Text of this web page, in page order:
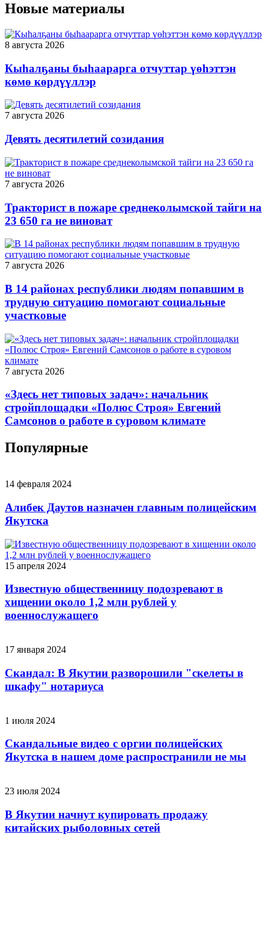
Новые материалы
8 августа 2026
Кыһалҕаны быһаарарга отчуттар үөһэттэн
көмө көрдүүллэр
7 августа 2026
Девять десятилетий созидания
7 августа 2026
Тракторист в пожаре среднеколымской тайги на
23 650 га не виноват
7 августа 2026
В 14 районах республики людям попавшим в
трудную ситуацию помогают социальные
участковые
7 августа 2026
«Здесь нет типовых задач»: начальник
стройплощадки «Полюс Строя» Евгений
Самсонов о работе в суровом климате
Популярные
14 февраля 2024
Алибек Даутов назначен главным полицейским
Якутска
15 апреля 2024
Известную общественницу подозревают в
хищении около 1,2 млн рублей у
военнослужащего
17 января 2024
Скандал: В Якутии разворошили "скелеты в
шкафу" нотариуса
1 июля 2024
Скандальные видео с оргии полицейских
Якутска в нашем доме распространили не мы
23 июля 2024
В Якутии начнут купировать продажу
китайских рыболовных сетей